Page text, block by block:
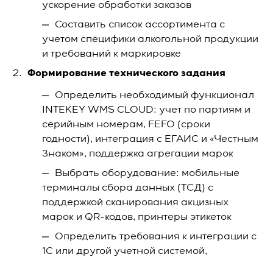
ускорение обработки заказов
Составить список ассортимента с
учетом специфики алкогольной продукции
и требований к маркировке
Формирование технического задания
Определить необходимый функционал
INTEKEY WMS CLOUD: учет по партиям и
серийным номерам, FEFO (сроки
годности), интеграция с ЕГАИС и «Честным
Знаком», поддержка агрегации марок
Выбрать оборудование: мобильные
терминалы сбора данных (ТСД) с
поддержкой сканирования акцизных
марок и QR-кодов, принтеры этикеток
Определить требования к интеграции с
1С или другой учетной системой,